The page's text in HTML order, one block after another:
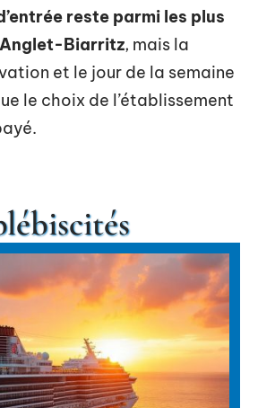
reste parmi les plus
Biarritz, mais la
et le jour de la semaine
le choix de l’établissement